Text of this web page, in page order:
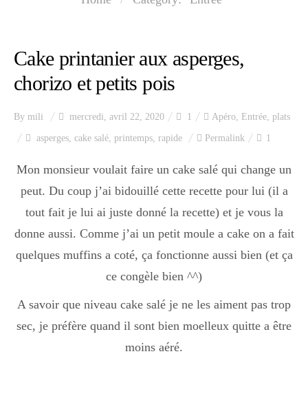
Catégories
plats
Dessert
Boisson chaudes
Cake printanier aux asperges,
chorizo et petits pois
By mili mercredi, avril 22, 2020 1 Apéro, Entrée, plats
asperges, cake salé, printemps, rapide Permalink 1
Mon monsieur voulait faire un cake salé qui change un
peut. Du coup j’ai bidouillé cette recette pour lui (il a
tout fait je lui ai juste donné la recette) et je vous la
donne aussi. Comme j’ai un petit moule a cake on a fait
quelques muffins a coté, ça fonctionne aussi bien (et ça
ce congèle bien ^^)
A savoir que niveau cake salé je ne les aiment pas trop
sec, je préfère quand il sont bien moelleux quitte a être
moins aéré.